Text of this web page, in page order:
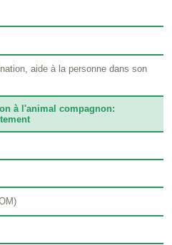
aide à la personne dans son
à l'animal compagnon: